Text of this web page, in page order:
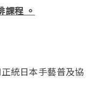
課程 。
統日本手藝普及協